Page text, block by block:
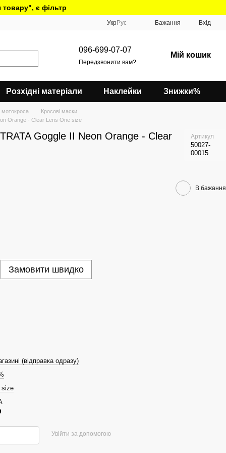
товару", є фільтр
УкрРус Бажання Вхід
096-699-07-07
Передзвонити вам?
Мій кошик
Розхідні матеріали Наклейки Знижки%
Кросові маски
Orange - Clear Lens One size
Goggle II Neon Orange - Clear Артикул
50027-
00015
В бажання
Замовити швидко
(відправка одразу)
size
Увійти за допомогою